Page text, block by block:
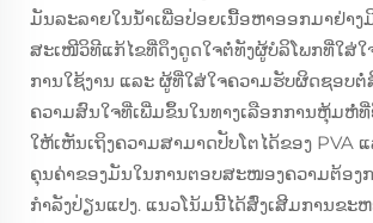
ມັນລະລາຍໃນນ້ຳເພື່ອປ່ອຍເນື້ອຫາອອກມາຢ່າງ
ສະເໜີວິທີແກ້ໄຂທີ່ດຶງດູດໃຈຕໍ່ທັງຜູ້ບໍລິໂພກທີ່ໃສ່
ການໃຊ້ງານ ແລະ ຜູ້ທີ່ໃສ່ໃຈຄວາມຮັບຜິດຊອບ
ຄວາມສົນໃຈທີ່ເພີ່ມຂຶ້ນໃນທາງເລືອກການຫຸ້ມຫໍ່
ໃຫ້ເຫັນເຖິງຄວາມສາມາດປັບໂຕໄດ້ຂອງ PVA
ຄຸນຄ່າຂອງມັນໃນການຕອບສະໜອງຄວາມຕ້ອງ
ກຳລັງປ່ຽນແປງ. ແນວໂນ້ມນີ້ໄດ້ສົ່ງເສີມການຂະ